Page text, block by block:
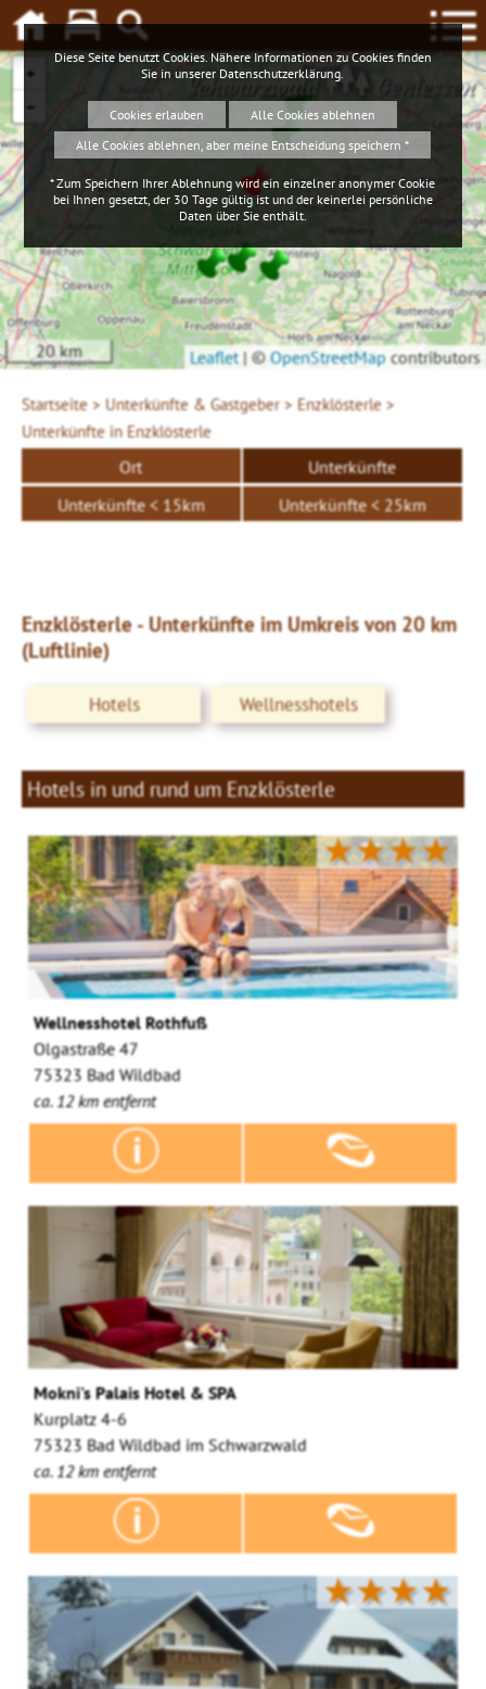
Schwarzwald Geniessen
+
−
20 km Leaflet |©OpenStreetMap contributors
Startseite > Unterkünfte & Gastgeber > Enzklösterle >
Unterkünfte in Enzklösterle
Ort
Unterkünfte
Unterkünfte < 15km
Unterkünfte < 25km
Enzklösterle - Unterkünfte im Umkreis von 20 km
(Luftlinie)
Hotels Wellnesshotels
Hotels in und rund um Enzklösterle
★★★★
Wellnesshotel Rothfuß
Olgastraße 47
75323 Bad Wildbad
ca. 12 km entfernt
Mokni's Palais Hotel & SPA
Kurplatz 4-6
75323 Bad Wildbad im Schwarzwald
ca. 12 km entfernt
★★★★
Diese Seite benutzt Cookies. Nähere Informationen zu Cookies finden
Sie in unserer Datenschutzerklärung
Cookies erlauben
Alle Cookies ablehnen
Alle Cookies ablehnen, aber meine Entscheidung speichern *
* Zum Speichern Ihrer Ablehnung wird ein einzelner anonymer Cookie
bei Ihnen gesetzt, der 30 Tage gültig ist und der keinerlei persönliche
Daten über Sie enthält.